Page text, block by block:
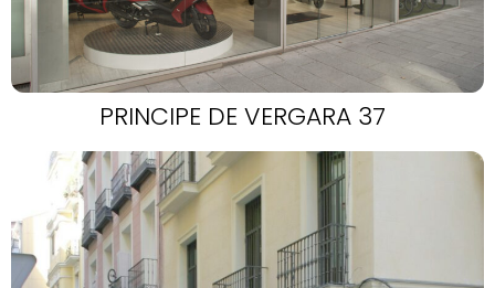
PRINCIPE DE VERGARA 37